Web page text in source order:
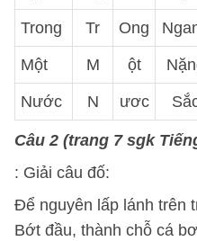
Trong Tr Ong
Một M ột
Nước N ươc
Câu 2 (trang 7 sgk
: Giải câu đố:
Để nguyên lấp lánh trên
Bớt đầu, thành chỗ cá